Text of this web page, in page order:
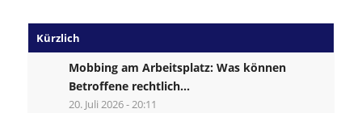
Kürzlich
Mobbing am Arbeitsplatz: Was können
Betroffene rechtlich...
20. Juli 2026 - 20:11